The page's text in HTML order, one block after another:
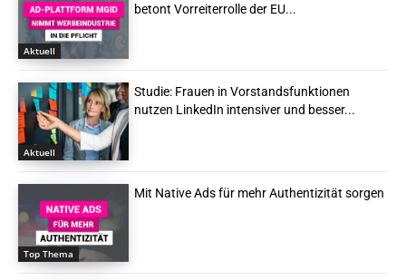
Aktuell
betont Vorreiterrolle der EU...
Aktuell
Studie: Frauen in Vorstandsfunktionen
nutzen LinkedIn intensiver und besser...
Top Thema
Mit Native Ads für mehr Authentizität sorgen